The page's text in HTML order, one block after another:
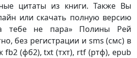
цитаты из книги. Также Вы
или скачать полную версию
тебе не пара» Полины Рей
без регистрации и sms (смс) в
fb2 (фб2), txt (тхт), rtf (ртф), epub